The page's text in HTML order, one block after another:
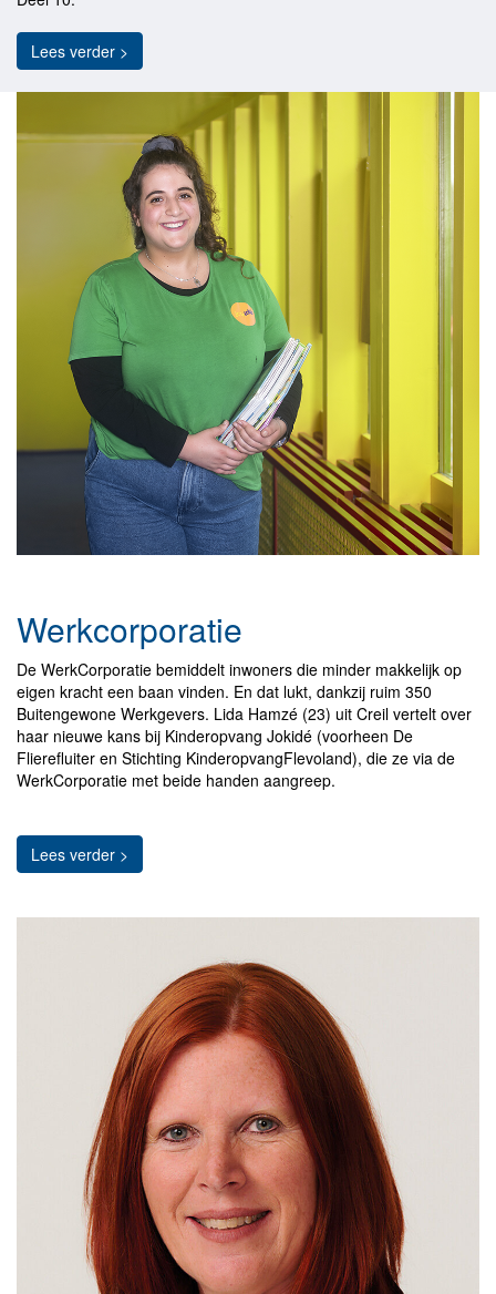
Lees verder >
Werkcorporatie
De WerkCorporatie bemiddelt inwoners die minder makkelijk op
eigen kracht een baan vinden. En dat lukt, dankzij ruim 350
Buitengewone Werkgevers. Lida Hamzé (23) uit Creil vertelt over
haar nieuwe kans bij Kinderopvang Jokidé (voorheen De
Flierefluiter en Stichting KinderopvangFlevoland), die ze via de
WerkCorporatie met beide handen aangreep.
Lees verder >